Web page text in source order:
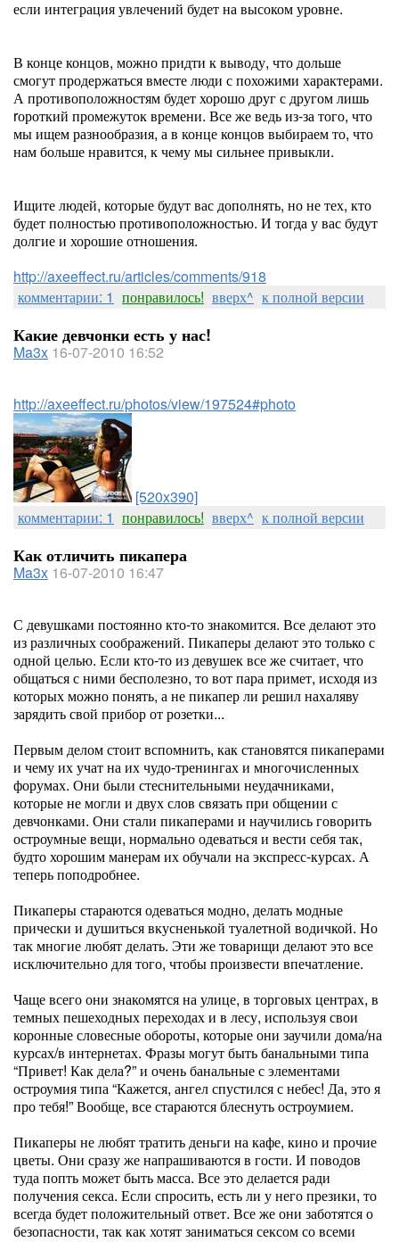
если интеграция увлечений будет на высоком уровне.
В конце концов, можно придти к выводу, что дольше
смогут продержаться вместе люди с похожими характерами.
А противоположностям будет хорошо друг с другом лишь
rороткий промежуток времени. Все же ведь из-за того, что
мы ищем разнообразия, а в конце концов выбираем то, что
нам больше нравится, к чему мы сильнее привыкли.
Ищите людей, которые будут вас дополнять, но не тех, кто
будет полностью противоположностью. И тогда у вас будут
долгие и хорошие отношения.
http://axeeffect.ru/articles/comments/918
комментарии: 1 понравилось! вверх^ к полной версии
Какие девчонки есть у нас!
Ma3x 16-07-2010 16:52
http://axeeffect.ru/photos/view/197524#photo
[520x390]
комментарии: 1 понравилось! вверх^ к полной версии
Как отличить пикапера
Ma3x 16-07-2010 16:47
С девушками постоянно кто-то знакомится. Все делают это
из различных соображений. Пикаперы делают это только с
одной целью. Если кто-то из девушек все же считает, что
общаться с ними бесполезно, то вот пара примет, исходя из
которых можно понять, а не пикапер ли решил нахаляву
зарядить свой прибор от розетки...
Первым делом стоит вспомнить, как становятся пикаперами
и чему их учат на их чудо-тренингах и многочисленных
форумах. Они были стеснительными неудачниками,
которые не могли и двух слов связать при общении с
девчонками. Они стали пикаперами и научились говорить
остроумные вещи, нормально одеваться и вести себя так,
будто хорошим манерам их обучали на экспресс-курсах. А
теперь поподробнее.
Пикаперы стараются одеваться модно, делать модные
прически и душиться вкусненькой туалетной водичкой. Но
так многие любят делать. Эти же товарищи делают это все
исключительно для того, чтобы произвести впечатление.
Чаще всего они знакомятся на улице, в торговых центрах, в
темных пешеходных переходах и в лесу, используя свои
коронные словесные обороты, которые они заучили дома/на
курсах/в интернетах. Фразы могут быть банальными типа
“Привет! Как дела?” и очень банальные с элементами
остроумия типа “Кажется, ангел спустился с небес! Да, это я
про тебя!” Вообще, все стараются блеснуть остроумием.
Пикаперы не любят тратить деньги на кафе, кино и прочие
цветы. Они сразу же напрашиваются в гости. И поводов
туда попть может быть масса. Все это делается ради
получения секса. Если спросить, есть ли у него презики, то
всегда будет положительный ответ. Все же они заботятся о
безопасности, так как хотят заниматься сексом со всеми